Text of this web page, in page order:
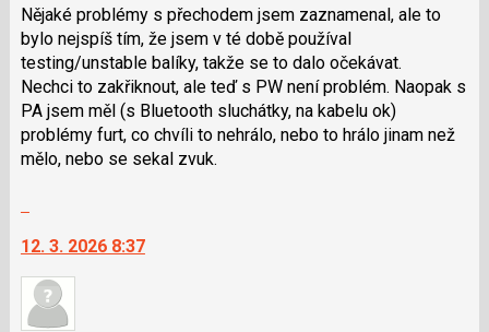
názor
použít
i
klávesy
N
pro
následující
a
nový
názor
Nějaké problémy s přechodem jsem zaznamenal, ale to
bylo nejspíš tím, že jsem v té době používal
testing/unstable balíky, takže se to dalo očekávat.
Nechci to zakřiknout, ale teď s PW není problém. Naopak s
PA jsem měl (s Bluetooth sluchátky, na kabelu ok)
problémy furt, co chvíli to nehrálo, nebo to hrálo jinam než
mělo, nebo se sekal zvuk.
další
nový
názor.
12. 3. 2026 8:37